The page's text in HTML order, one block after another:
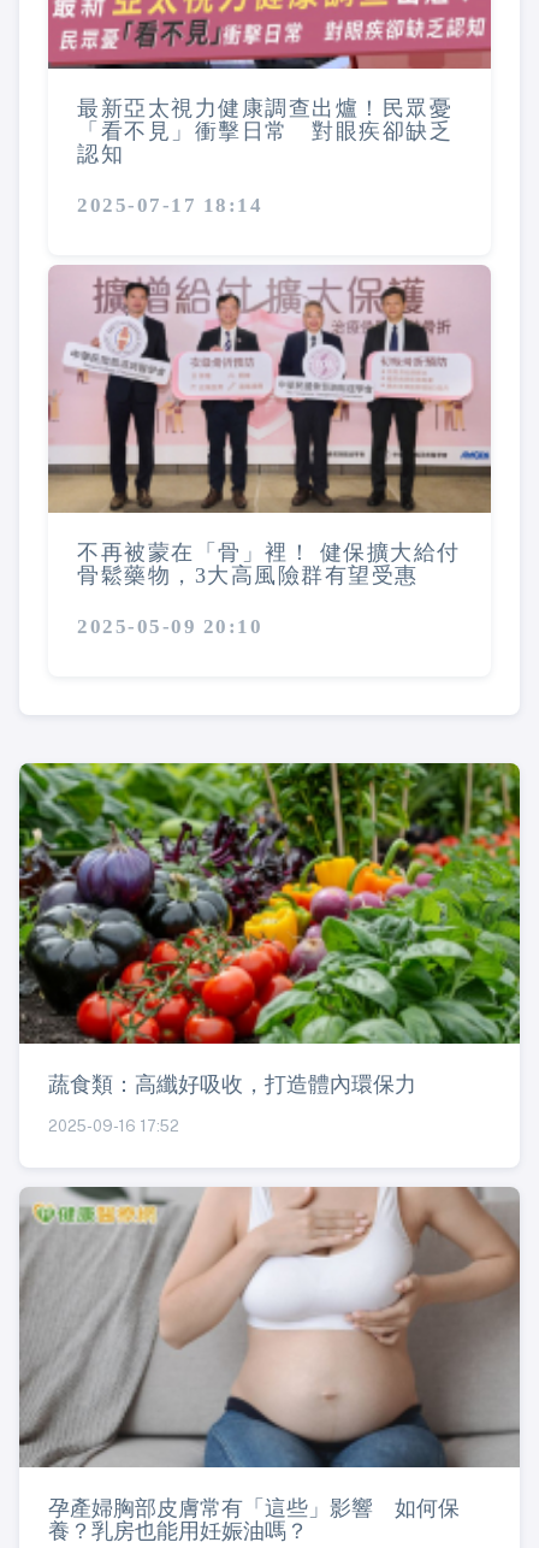
最新亞太視力健康調查出爐！民眾憂
「看不見」衝擊日常 對眼疾卻缺乏
認知
2025-07-17 18:14
不再被蒙在「骨」裡！ 健保擴大給付
骨鬆藥物，3大高風險群有望受惠
2025-05-09 20:10
蔬食類：高纖好吸收，打造體內環保力
2025-09-16 17:52
孕產婦胸部皮膚常有「這些」影響 如何保
養？乳房也能用妊娠油嗎？